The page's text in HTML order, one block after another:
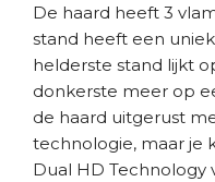
De haard heeft 3
stand heeft een
helderste stand lijkt
donkerste meer op
de haard uitgerust
technologie, maar je
Dual HD Technology